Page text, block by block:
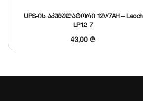
ბატარეების რაოდენობა
დეტალური მონაცემების გახსნა
UPS-ის აკუმულატორი 12V/7AH – Leoch
LP12-7
43,00₾